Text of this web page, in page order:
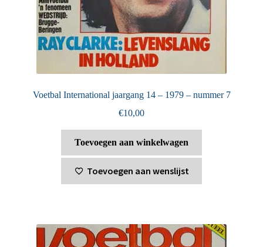
Voetbal International jaargang 14 – 1979 – nummer 7
€10,00
Toevoegen aan winkelwagen
Toevoegen aan wenslijst